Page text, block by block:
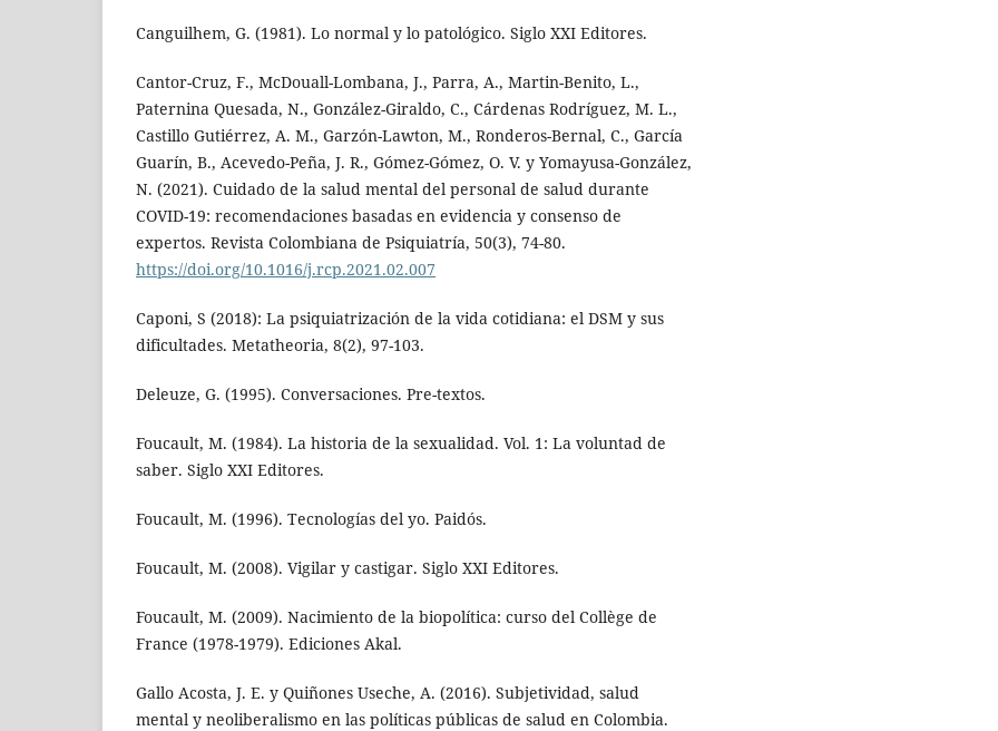
Canguilhem, G. (1981). Lo normal y lo patológico. Siglo XXI Editores.
Cantor-Cruz, F., McDouall-Lombana, J., Parra, A., Martin-Benito, L.,
Paternina Quesada, N., González-Giraldo, C., Cárdenas Rodríguez, M. L.,
Castillo Gutiérrez, A. M., Garzón-Lawton, M., Ronderos-Bernal, C., García
Guarín, B., Acevedo-Peña, J. R., Gómez-Gómez, O. V. y Yomayusa-González,
N. (2021). Cuidado de la salud mental del personal de salud durante
COVID-19: recomendaciones basadas en evidencia y consenso de
expertos. Revista Colombiana de Psiquiatría, 50(3), 74-80.
https://doi.org/10.1016/j.rcp.2021.02.007
Caponi, S (2018): La psiquiatrización de la vida cotidiana: el DSM y sus
dificultades. Metatheoria, 8(2), 97-103.
Deleuze, G. (1995). Conversaciones. Pre-textos.
Foucault, M. (1984). La historia de la sexualidad. Vol. 1: La voluntad de
saber. Siglo XXI Editores.
Foucault, M. (1996). Tecnologías del yo. Paidós.
Foucault, M. (2008). Vigilar y castigar. Siglo XXI Editores.
Foucault, M. (2009). Nacimiento de la biopolítica: curso del Collège de
France (1978-1979). Ediciones Akal.
Gallo Acosta, J. E. y Quiñones Useche, A. (2016). Subjetividad, salud
mental y neoliberalismo en las políticas públicas de salud en Colombia.